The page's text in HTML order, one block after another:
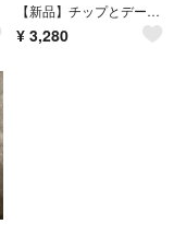
【新品】チップとデール ⭐️ SPRING トートバッグ
¥ 3,280